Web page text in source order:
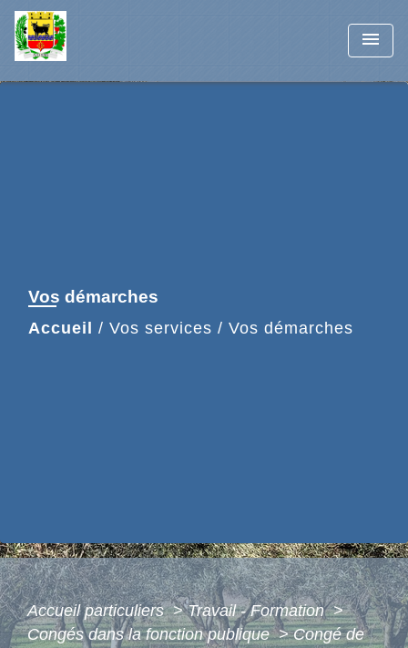
menu
Vos démarches
Accueil / Vos services / Vos démarches
Accueil particuliers> Travail - Formation>
Congés dans la fonction publique> Congé de